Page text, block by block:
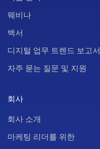
웨비나
백서
디지털 업무 트렌드 보고서
자주 묻는 질문 및 지원
회사
회사 소개
마케팅 리더를 위한